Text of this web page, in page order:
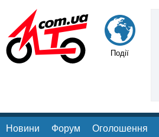
Події
Новини Форум Оголошення